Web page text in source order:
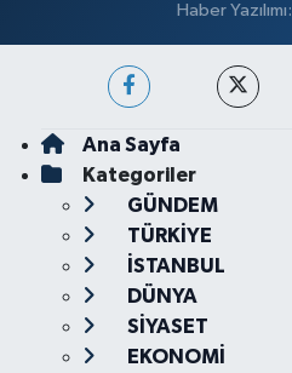
Haber Yazılımı:
Ana Sayfa
Kategoriler
GÜNDEM
TÜRKİYE
İSTANBUL
DÜNYA
SİYASET
EKONOMİ